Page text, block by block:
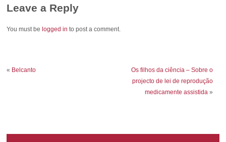
Leave a Reply
You must belogged in to post a comment.
« Belcanto
Os filhos da ciência – Sobre o
projecto de lei de reprodução
medicamente assistida»